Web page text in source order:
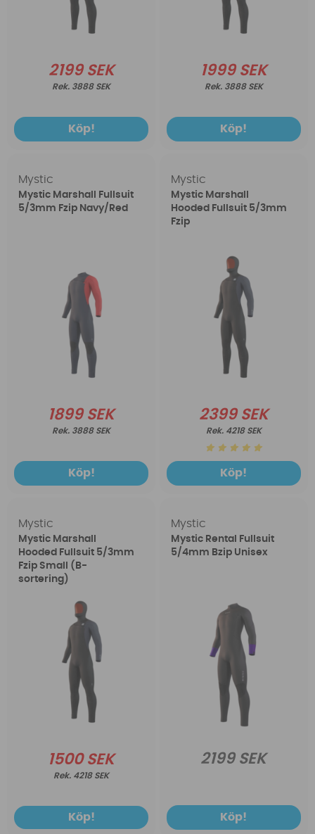
2199 SEK
3888 SEK
Köp!
1999 SEK
3888 SEK
Köp!
Mystic
Mystic Marshall Fullsuit
5/3mm Fzip Navy/Red
1899 SEK
3888 SEK
Köp!
Mystic
Mystic Marshall
Hooded Fullsuit 5/3mm
Fzip
2399 SEK
4218 SEK
Köp!
Mystic
Mystic Marshall
Hooded Fullsuit 5/3mm
Fzip Small (B-
sortering)
1500 SEK
4218 SEK
Köp!
Mystic
Mystic Rental Fullsuit
5/4mm Bzip Unisex
2199 SEK
Köp!